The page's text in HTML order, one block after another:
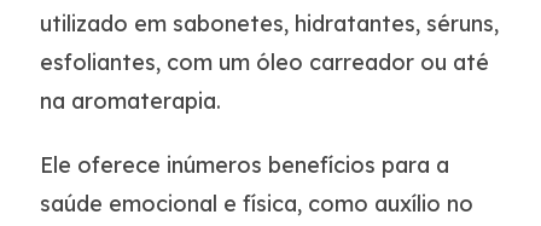
utilizado em sabonetes, hidratantes, séruns,
esfoliantes, com um óleo carreador ou até
na aromaterapia.
Ele oferece inúmeros benefícios para a
saúde emocional e física, como auxílio no